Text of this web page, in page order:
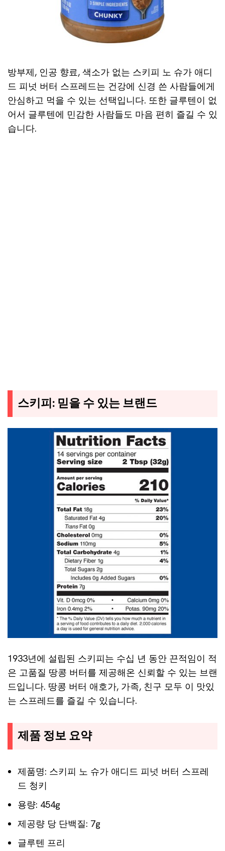
방부제, 인공 향료, 색소가 없는 스키피 노 슈가 애디
드 피넛 버터 스프레드는 건강에 신경 쓴 사람들에게
안심하고 먹을 수 있는 선택입니다. 또한 글루텐이 없
어서 글루텐에 민감한 사람들도 마음 편히 즐길 수 있
습니다.
스키피: 믿을 수 있는 브랜드
1933년에 설립된 스키피는 수십 년 동안 끈적임이 적
은 고품질 땅콩 버터를 제공해온 신뢰할 수 있는 브랜
드입니다. 땅콩 버터 애호가, 가족, 친구 모두 이 맛있
는 스프레드를 즐길 수 있습니다.
제품 정보 요약
제품명: 스키피 노 슈가 애디드 피넛 버터 스프레
드 청키
용량: 454g
제공량 당 단백질: 7g
글루텐 프리